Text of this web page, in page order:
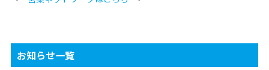
お知らせ一覧